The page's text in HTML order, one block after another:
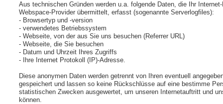
Aus technischen Gründen werden u.a. folgende Daten, die Ihr
Webspace-Provider übermittelt, erfasst (sogenannte Serverlogfiles):
- Browsertyp und -version
- verwendetes Betriebssystem
- Webseite, von der aus Sie uns besuchen (Referrer URL)
- Webseite, die Sie besuchen
- Datum und Uhrzeit Ihres Zugriffs
- Ihre Internet Protokoll (IP)-Adresse.
Diese anonymen Daten werden getrennt von Ihren eventuell
gespeichert und lassen so keine Rückschlüsse auf eine bestimme
statistischen Zwecken ausgewertet, um unseren Internetauftritt und
können.